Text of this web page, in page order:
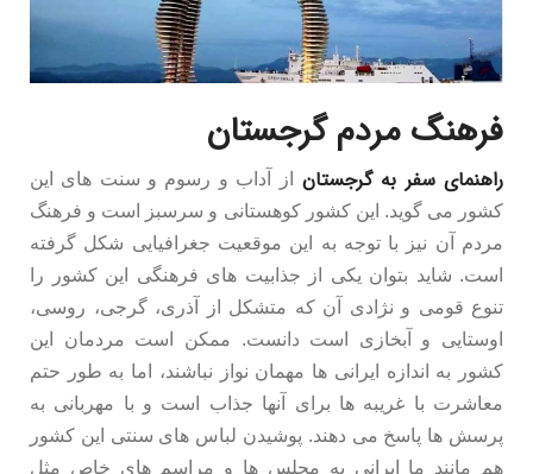
فرهنگ مردم گرجستان
راهنمای سفر به گرجستان
از آداب و رسوم و سنت های این
کشور می گوید. این کشور کوهستانی و سرسبز است و فرهنگ
مردم آن نیز با توجه به این موقعیت جغرافیایی شکل گرفته
است. شاید بتوان یکی از جذابیت های فرهنگی این کشور را
تنوع قومی و نژادی آن که متشکل از آذری، گرجی، روسی،
اوستایی و آبخازی است دانست. ممکن است مردمان این
کشور به اندازه ایرانی ها مهمان نواز نباشند، اما به طور حتم
معاشرت با غریبه ها برای آنها جذاب است و با مهربانی به
پرسش ها پاسخ می دهند. پوشیدن لباس های سنتی این کشور
هم مانند ما ایرانی به مجلس ها و مراسم های خاص مثل